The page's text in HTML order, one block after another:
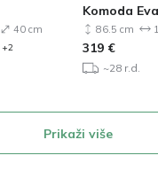
40 cm
+2
Komoda
86.5 cm
319 €
~28 r.d.
Prikaži više